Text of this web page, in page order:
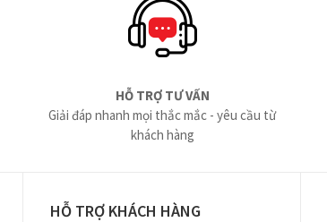
HỖ TRỢ TƯ VẤN
Giải đáp nhanh mọi thắc mắc - yêu cầu từ
khách hàng
HỖ TRỢ KHÁCH HÀNG